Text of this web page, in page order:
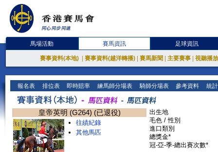
馬場活動 賽馬資訊 足球資訊
賽事資料(本地) 賽事資料(越洋轉播) 賽馬新聞 主要賽事 視聽播
報名表 排位表 即時賠率 練馬師分場表 騎師分場表 參考資料 統
皇帝英明 (G264) (已退役)
往績紀錄
其他馬匹
出生地
毛色 / 性別
進口類別
總獎金*
冠-亞-季-總出賽次數*